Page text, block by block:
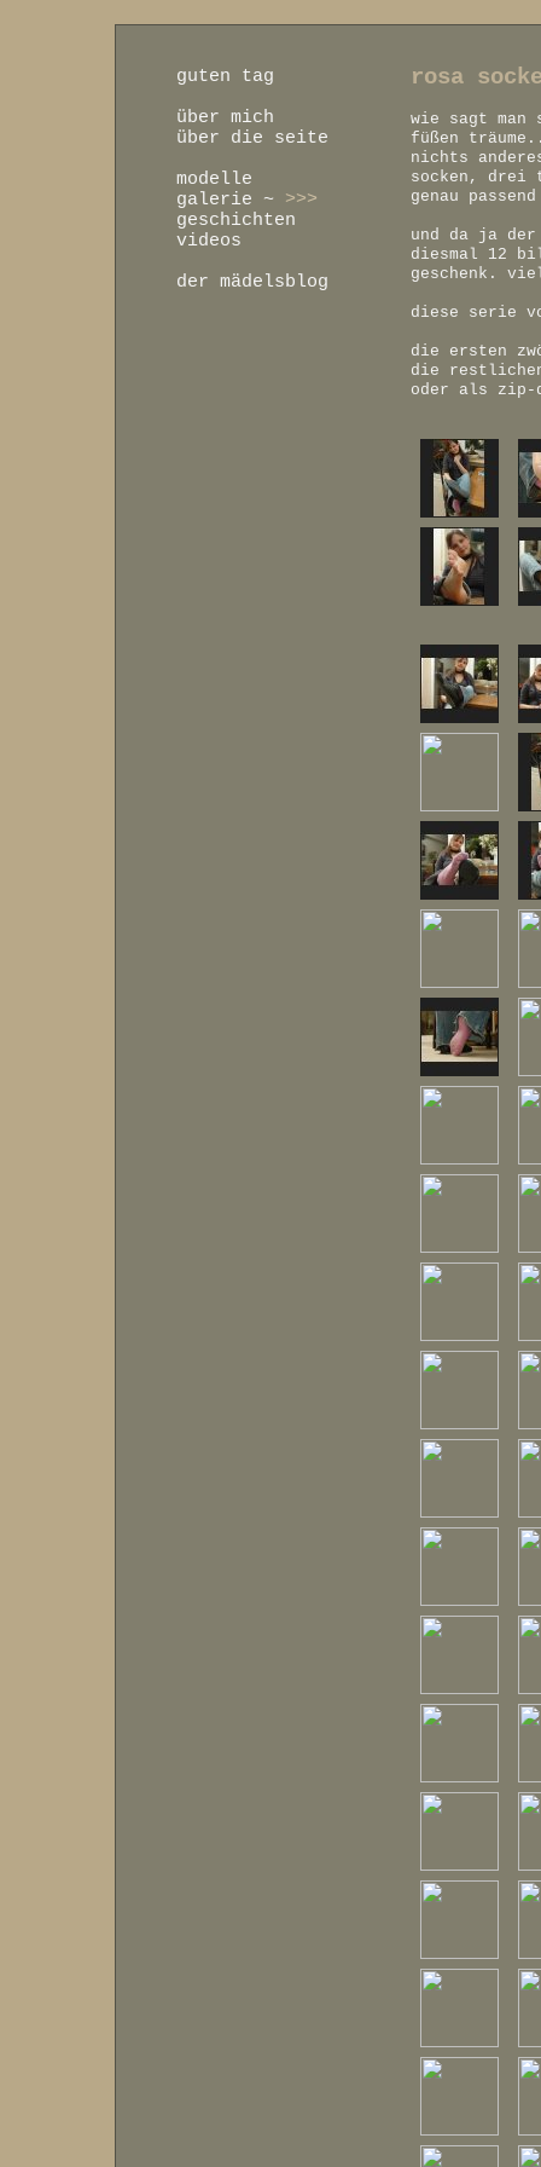
guten tag
über mich
über die seite
modelle
galerie ~ >>>
geschichten
videos
der mädelsblog
rosa
wie sagt
füßen
nichts
socken, drei
genau
und da ja
diesmal 12
geschenk.
diese serie
die ersten
die
oder als zip-